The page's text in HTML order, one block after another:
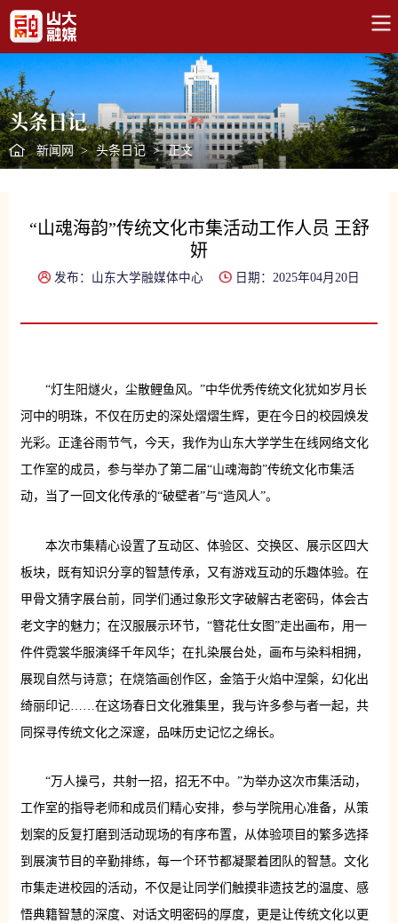
头条日记
新闻网 > 头条日记 > 正文
“山魂海韵”传统文化市集活动工作人员 王舒
妍
发布：山东大学融媒体中心 日期：2025年04月20日
“灯生阳燧火，尘散鲤鱼风。”中华优秀传统文化犹如岁月长
河中的明珠，不仅在历史的深处熠熠生辉，更在今日的校园焕发
光彩。正逢谷雨节气，今天，我作为山东大学学生在线网络文化
工作室的成员，参与举办了第二届“山魂海韵”传统文化市集活
动，当了一回文化传承的“破壁者”与“造风人”。
本次市集精心设置了互动区、体验区、交换区、展示区四大
板块，既有知识分享的智慧传承，又有游戏互动的乐趣体验。在
甲骨文猜字展台前，同学们通过象形文字破解古老密码，体会古
老文字的魅力；在汉服展示环节，“簪花仕女图”走出画布，用一
件件霓裳华服演绎千年风华；在扎染展台处，画布与染料相拥，
展现自然与诗意；在烧箔画创作区，金箔于火焰中涅槃，幻化出
绮丽印记……在这场春日文化雅集里，我与许多参与者一起，共
同探寻传统文化之深邃，品味历史记忆之绵长。
“万人操弓，共射一招，招无不中。”为举办这次市集活动，
工作室的指导老师和成员们精心安排，参与学院用心准备，从策
划案的反复打磨到活动现场的有序布置，从体验项目的繁多选择
到展演节目的辛勤排练，每一个环节都凝聚着团队的智慧。文化
市集走进校园的活动，不仅是让同学们触摸非遗技艺的温度、感
悟典籍智慧的深度、对话文明密码的厚度，更是让传统文化以更